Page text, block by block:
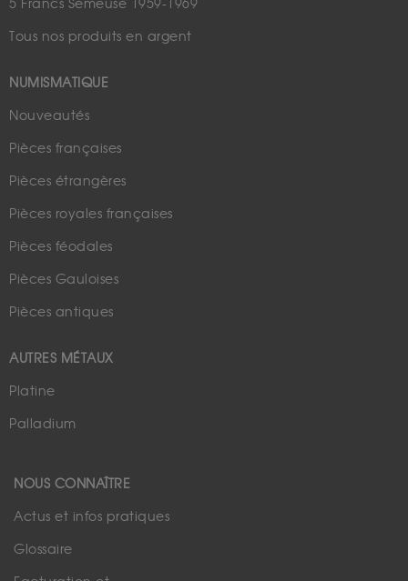
5 Francs Semeuse 1959-1969
Tous nos produits en argent
NUMISMATIQUE
Nouveautés
Pièces françaises
Pièces étrangères
Pièces royales françaises
Pièces féodales
Pièces Gauloises
Pièces antiques
AUTRES MÉTAUX
Platine
Palladium
NOUS CONNAÎTRE
Actus et infos pratiques
Glossaire